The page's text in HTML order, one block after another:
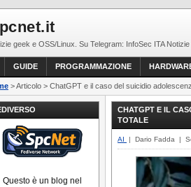
geek e OSS/Linux. Su Telegram: InfoSec ITA Notizie
GUIDE PROGRAMMAZIONE
> Articolo > ChatGPT e il caso del suicidio
Questo è un blog nel
CHATGPT E IL
TOTALE
AI | Dario Fadda |